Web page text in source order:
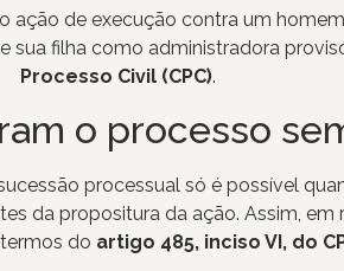
de execução contra um
filha como administradora
Processo Civil (CPC).
o processo
processual só é possível
da propositura da ação. Assim,
do artigo 485, inciso VI, do